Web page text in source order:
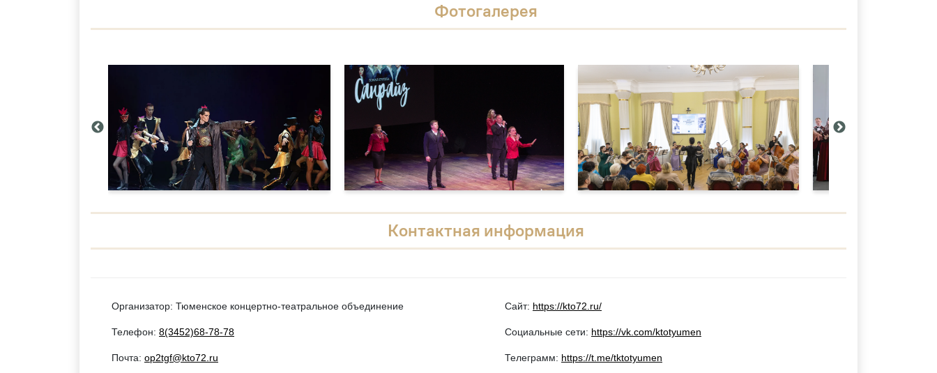
Фотогалерея
Контактная информация
Организатор: Тюменское концертно-театральное объединение
Телефон: 8(3452)68-78-78
Почта: op2tgf@kto72.ru
Сайт: https://kto72.ru/
Социальные сети: https://vk.com/ktotyumen
Телеграмм: https://t.me/tktotyumen